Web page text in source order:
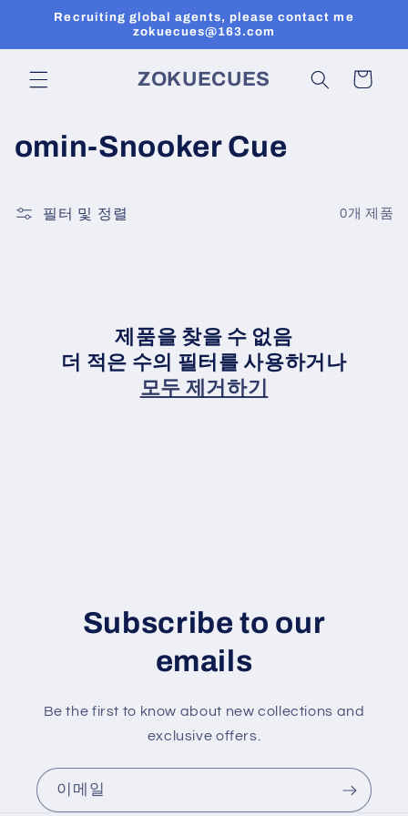
로 건너
Recruiting global agents, please contact me
zokuecues@163.com
ZOKUECUES
카
트
컬
션
omin-Snooker Cue
필터 및 정렬 0개 제품
제품을 찾을 수 없음
더 적은 수의 필터를 사용하거나
모두 제거하기
Subscribe to our
emails
Be the first to know about new collections and
exclusive offers.
이메일